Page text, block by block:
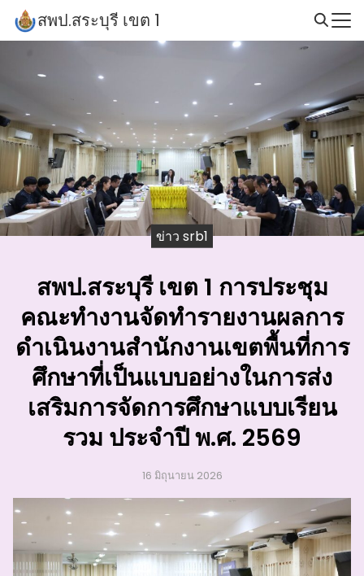
Skip
สพป.สระบุรี เขต 1
ข่าว srb1
สพป.สระบุรี เขต 1 การประชุม
คณะทำงานจัดทำรายงานผลการ
ดำเนินงานสำนักงานเขตพื้นที่การ
ศึกษาที่เป็นแบบอย่างในการส่ง
เสริมการจัดการศึกษาแบบเรียน
รวม ประจำปี พ.ศ. 2569
16 มิถุนายน 2026